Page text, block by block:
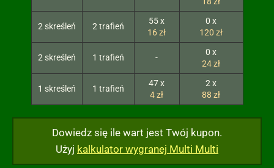
2 skreśleń 2 trafień
55 x
16 zł
0 x
120 zł
2 skreśleń 1 trafień -
0 x
24 zł
1 skreśleń 1 trafień
47 x
4 zł
2 x
88 zł
Dowiedz się ile wart jest Twój kupon.
Użyj kalkulator wygranej Multi Multi